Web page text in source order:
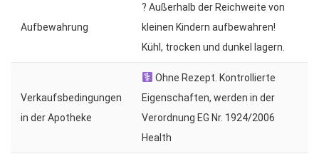
Aufbewahrung
? Außerhalb der Reichweite von
kleinen Kindern aufbewahren!
Kühl, trocken und dunkel lagern.
Verkaufsbedingungen
in der Apotheke
Ohne Rezept. Kontrollierte
Eigenschaften, werden in der
Verordnung EG Nr. 1924/2006
Health